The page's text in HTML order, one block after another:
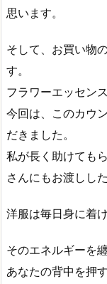
思います。
そして、お買い物
す。
フラワーエッセン
今回は、このカウ
だきました。
私が長く助けても
さんにもお渡しし
洋服は毎日身に着け
そのエネルギーを
あなたの背中を押